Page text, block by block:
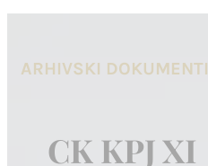
ARHIVSKI DOKUMENTI
CK KPJ XI